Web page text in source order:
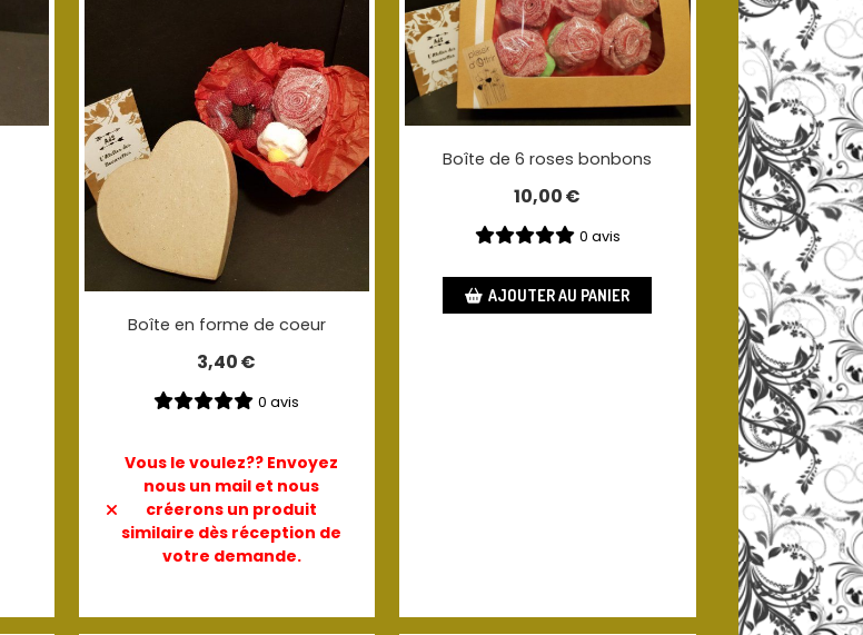
Boîte en forme de coeur
3,40€
0 avis
Vous le voulez?? Envoyez
nous un mail et nous
créerons un produit
similaire dès réception de
votre demande.
Boîte de 6 roses bonbons
10,00€
0 avis
AJOUTER AU PANIER